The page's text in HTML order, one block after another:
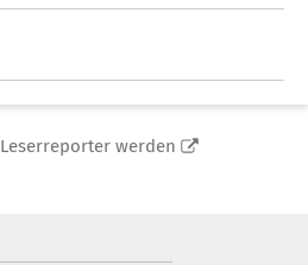
Leserreporter werden